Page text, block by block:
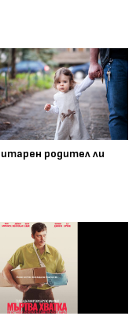
родител ли